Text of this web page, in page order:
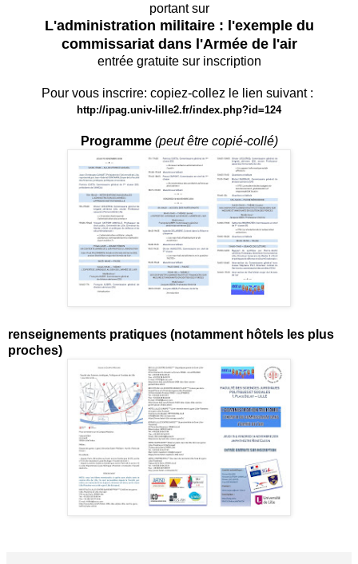
portant sur
L'administration militaire : l'exemple du
commissariat dans l'Armée de l'air
entrée gratuite sur inscription
Pour vous inscrire: copiez-collez le lien suivant :
http://ipag.univ-lille2.fr/index.php?id=124
Programme (peut être copié-collé)
renseignements pratiques (notamment hôtels les plus
proches)